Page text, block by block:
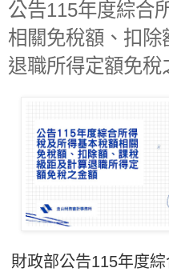
公告115年度綜合
相關免稅額、扣
退職所得定額免稅
財政部公告115年度